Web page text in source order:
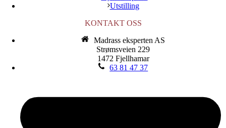
Utstilling
KONTAKT OSS
Madrass eksperten AS
Strømsveien 229
1472 Fjellhamar
63 81 47 37